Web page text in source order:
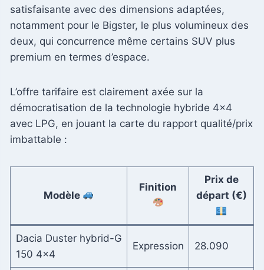
satisfaisante avec des dimensions adaptées,
notamment pour le Bigster, le plus volumineux des
deux, qui concurrence même certains SUV plus
premium en termes d’espace.
L’offre tarifaire est clairement axée sur la
démocratisation de la technologie hybride 4×4
avec LPG, en jouant la carte du rapport qualité/prix
imbattable :
Modèle
Finition
Prix de
départ (€)
Dacia Duster hybrid-G
150 4×4
Expression 28.090